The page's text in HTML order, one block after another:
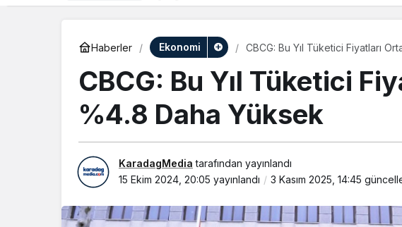
Haberler Ekonomi CBCG: Bu Yıl Tüketici Fiyatları
CBCG: Bu Yıl Tüketici
%4.8 Daha Yüksek
KaradagMedia tarafından yayınlandı
15 Ekim 2024, 20:05 yayınlandı 3 Kasım 2025, 14:45